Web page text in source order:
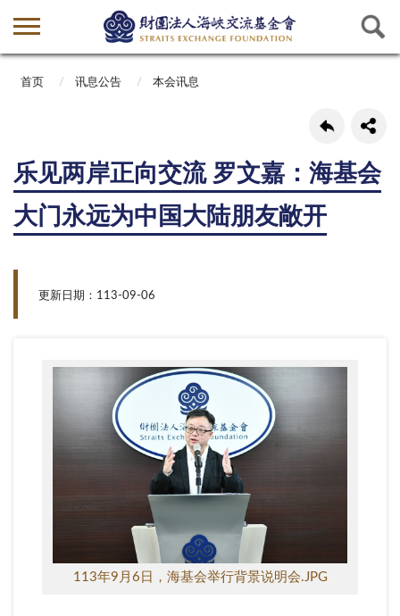
首页 讯息公告 本会讯息
乐见两岸正向交流 罗文嘉：海基会
大门永远为中国大陆朋友敞开
更新日期：113-09-06
113年9月6日，海基会举行背景说明会.JPG